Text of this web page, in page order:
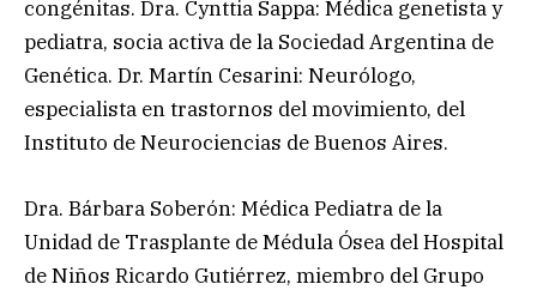
congénitas. Dra. Cynttia Sappa: Médica genetista y
pediatra, socia activa de la Sociedad Argentina de
Genética. Dr. Martín Cesarini: Neurólogo,
especialista en trastornos del movimiento, del
Instituto de Neurociencias de Buenos Aires.
Dra. Bárbara Soberón: Médica Pediatra de la
Unidad de Trasplante de Médula Ósea del Hospital
de Niños Ricardo Gutiérrez, miembro del Grupo